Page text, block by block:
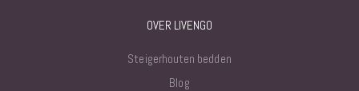
OVER LIVENGO
Steigerhouten bedden
Blog